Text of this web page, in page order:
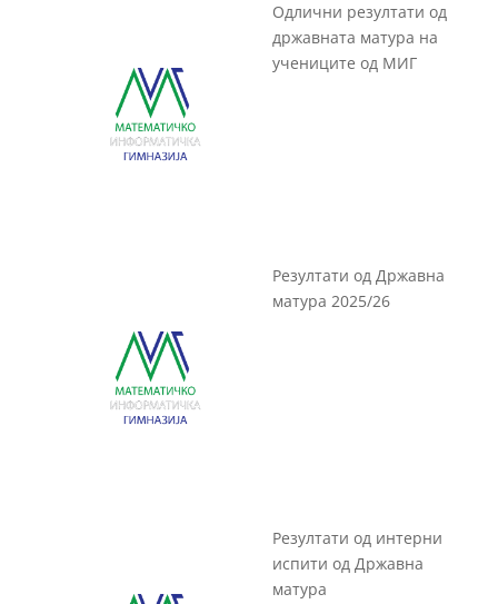
Одлични резултати од
државната матура на
учениците од МИГ
Резултати од Државна
матура 2025/26
Резултати од интерни
испити од Државна
матура